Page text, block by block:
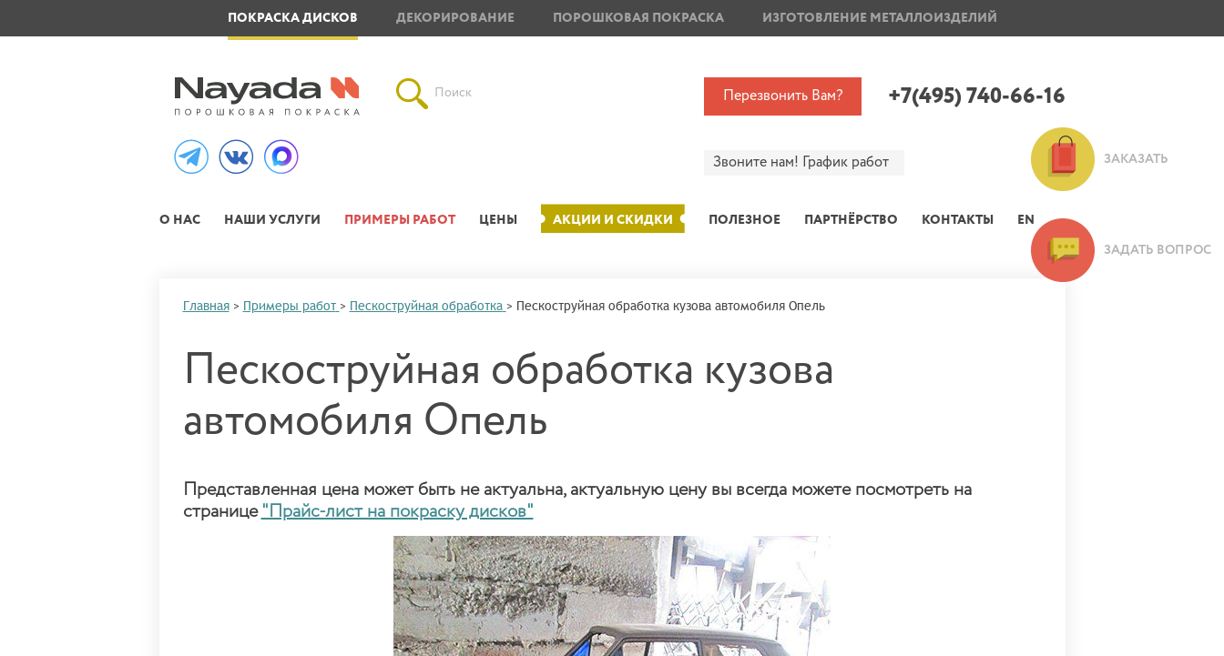
ПОКРАСКА ДИСКОВ ДЕКОРИРОВАНИЕ ПОРОШКОВАЯ ПОКРАСКА ИЗГОТОВЛЕНИЕ МЕТАЛЛОИЗДЕЛИЙ
Поиск Перезвонить Вам? +7(495) 740-66-16
Звоните нам! График работ
О НАС НАШИ УСЛУГИ ПРИМЕРЫ РАБОТ ЦЕНЫ АКЦИИ И СКИДКИ ПОЛЕЗНОЕ ПАРТНЁРСТВО КОНТАКТЫ EN
Главная > Примеры работ > Пескоструйная обработка > Пескоструйная обработка кузова автомобиля Опель
Пескоструйная обработка кузова
автомобиля Опель
Представленная цена может быть не актуальна, актуальную цену вы всегда можете посмотреть на
странице "Прайс-лист на покраску дисков"
ЗАКАЗАТЬ
ЗАДАТЬ ВОПРОС